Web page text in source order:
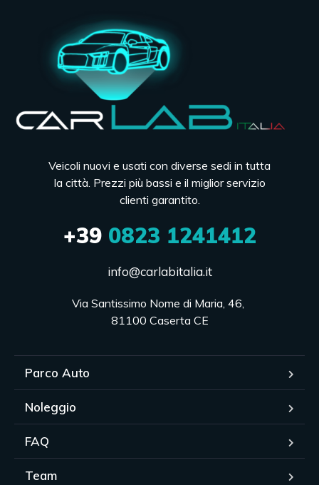
Veicoli nuovi e usati con diverse sedi in tutta
la città. Prezzi più bassi e il miglior servizio
clienti garantito.
+390823 1241412
info@carlabitalia.it
Via Santissimo Nome di Maria, 46,
81100 Caserta CE
Parco Auto
Noleggio
FAQ
Team